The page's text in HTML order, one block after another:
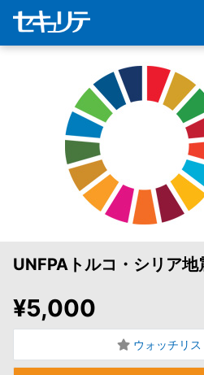
UNFPAトルコ・シリア
¥5,000
ウォッチリ